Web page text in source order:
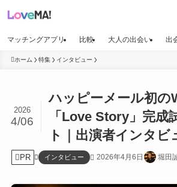
マッチングアプリ 比較 大人の出会い 出
ホーム 特集 インタビュー
ハッピーメール初の
「Love Story」完成
ト｜出演者インタビ
2026
4/06
PR インタビュー 2026年4月6日 堀田